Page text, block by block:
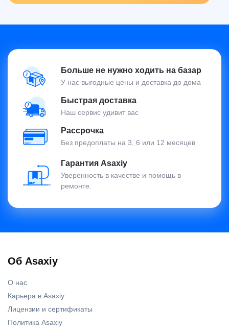
Больше не нужно ходить на базар
У нас выгодные цены и доставка до дома
Быстрая доставка
Наш сервис удивит вас
Рассрочка
Без предоплаты на 3, 6 или 12 месяцев
Гарантия Asaxiy
Уверенность в качестве и помощь в
ремонте.
Об Asaxiy
О нас
Карьера в Asaxiy
Лицензии и сертификаты
Политика Asaxiy